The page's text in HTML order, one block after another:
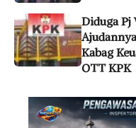
Diduga Pj
Kabag
OTT KPK